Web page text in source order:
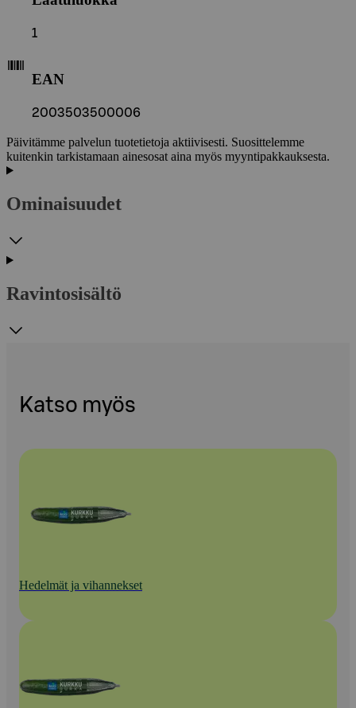
1
EAN
2003503500006
Päivitämme palvelun tuotetietoja aktiivisesti. Suosittelemme
kuitenkin tarkistamaan ainesosat aina myös myyntipakkauksesta.
Ominaisuudet
Ravintosisältö
Katso myös
Hedelmät ja vihannekset